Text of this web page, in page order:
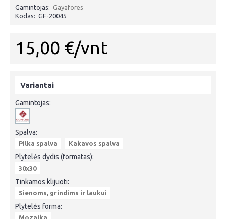
Gamintojas: Gayafores
Kodas: GF-20045
15,00 €/vnt
Variantai
Gamintojas:
Spalva:
Pilka spalva Kakavos spalva
Plytelės dydis (formatas):
30x30
Tinkamos klijuoti:
Sienoms, grindims ir laukui
Plytelės forma:
Mozaika